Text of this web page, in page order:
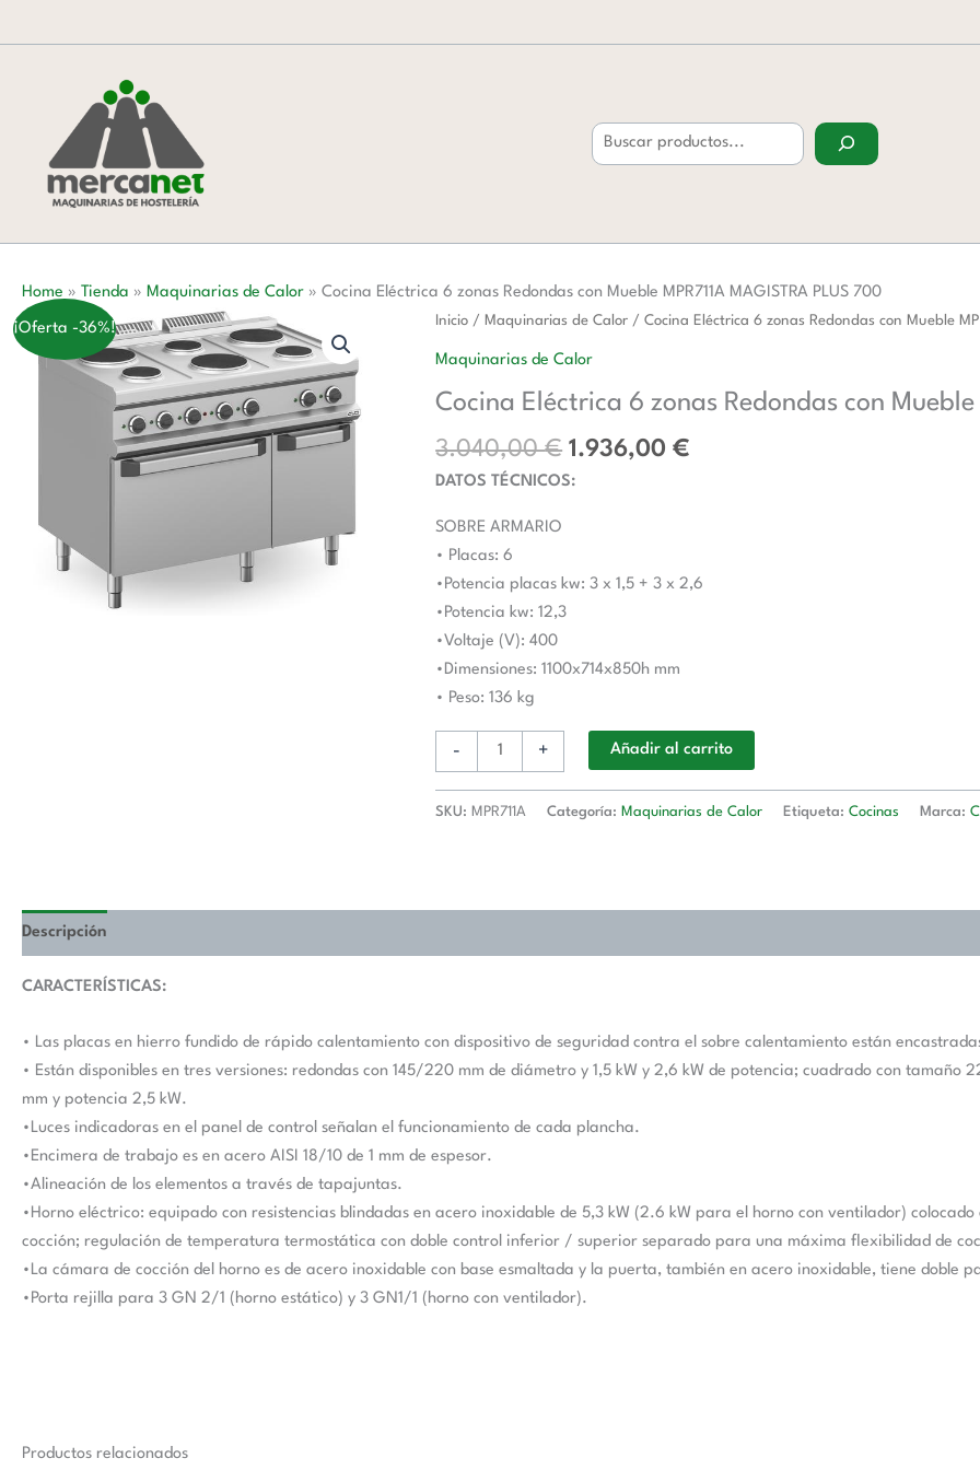
al
Home » Tienda » Maquinarias de Calor » Cocina Eléctrica 6 zonas Redondas con Mueble MPR711A MAGISTRA PLUS 700
¡Oferta -36%! Inicio / Maquinarias de Calor / Cocina Eléctrica 6 zonas Redondas con Mueble
Maquinarias de Calor
Cocina Eléctrica 6 zonas Redondas con Mueble
3.040,00€
El
precio
era:
3.040,00 €.
1.936,00€
El
es:
DATOS TÉCNICOS:
SOBRE ARMARIO
• Placas: 6
•Potencia placas kw: 3 x 1,5 + 3 x 2,6
•Potencia kw: 12,3
•Voltaje (V): 400
•Dimensiones: 1100x714x850h mm
• Peso: 136 kg
-
Cocina
zonas
Mueble
MPR711A
MAGISTRA
PLUS
700
cantidad
+ Añadir al carrito
SKU: MPR711A Categoría: Maquinarias de Calor Etiqueta:Cocinas Marca:
Descripción
CARACTERÍSTICAS:
• Las placas en hierro fundido de rápido calentamiento con dispositivo de seguridad contra el sobre calentamiento están
• Están disponibles en tres versiones: redondas con 145/220 mm de diámetro y 1,5 kW y 2,6 kW de potencia; cuadrado con
mm y potencia 2,5 kW.
•Luces indicadoras en el panel de control señalan el funcionamiento de cada plancha.
•Encimera de trabajo es en acero AISI 18/10 de 1 mm de espesor.
•Alineación de los elementos a través de tapajuntas.
•Horno eléctrico: equipado con resistencias blindadas en acero inoxidable de 5,3 kW (2.6 kW para el horno con ventilador)
cocción; regulación de temperatura termostática con doble control inferior / superior separado para una máxima flexibilidad de
•La cámara de cocción del horno es de acero inoxidable con base esmaltada y la puerta, también en acero inoxidable, tiene doble
•Porta rejilla para 3 GN 2/1 (horno estático) y 3 GN1/1 (horno con ventilador).
Productos relacionados